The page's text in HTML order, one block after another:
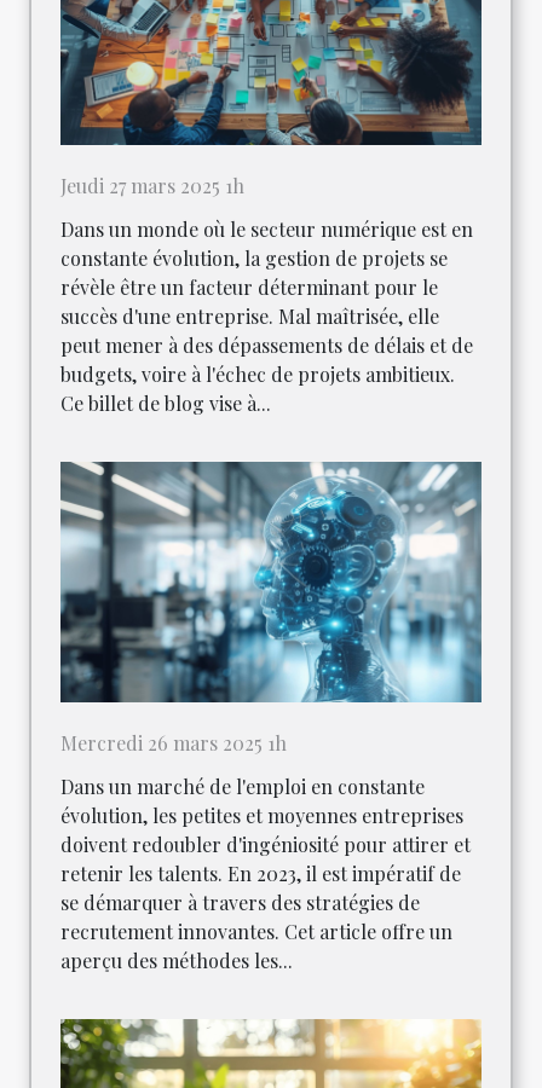
Jeudi 27 mars 2025 1h
Dans un monde où le secteur numérique est en
constante évolution, la gestion de projets se
révèle être un facteur déterminant pour le
succès d'une entreprise. Mal maîtrisée, elle
peut mener à des dépassements de délais et de
budgets, voire à l'échec de projets ambitieux.
Ce billet de blog vise à...
Mercredi 26 mars 2025 1h
Dans un marché de l'emploi en constante
évolution, les petites et moyennes entreprises
doivent redoubler d'ingéniosité pour attirer et
retenir les talents. En 2023, il est impératif de
se démarquer à travers des stratégies de
recrutement innovantes. Cet article offre un
aperçu des méthodes les...